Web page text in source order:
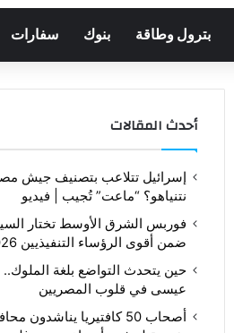
بترول وطاقة بنوك سفارات
أحدث المقالات
إسرائيل تتلاعب بتصنيف جيش
نتنياهو؟ “ماعت” تُجيب | فيديو
فوربس الشرق الأوسط تختار
ضمن أقوى الرؤساء التنفيذيين 2026
حين يتحدث التواضع بلغة
عيسى في قلوب المصريين
أصحاب 50 كافتيريا يناشدون